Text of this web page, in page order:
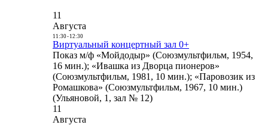
11
Августа
11:30- 12:30
Виртуальный концертный зал 0+
Показ м/ф «Мойдодыр» (Союзмультфильм, 1954,
16 мин.); «Ивашка из Дворца пионеров»
(Союзмультфильм, 1981, 10 мин.); «Паровозик из
Ромашкова» (Союзмультфильм, 1967, 10 мин.)
(Ульяновой, 1, зал № 12)
11
Августа